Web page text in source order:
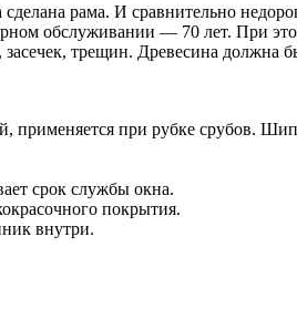
рама. И сравнительно
обслуживании — 70 лет. При
трещин. Древесина должна
применяется при рубке срубов.
срок службы окна.
покрытия.
внутри.